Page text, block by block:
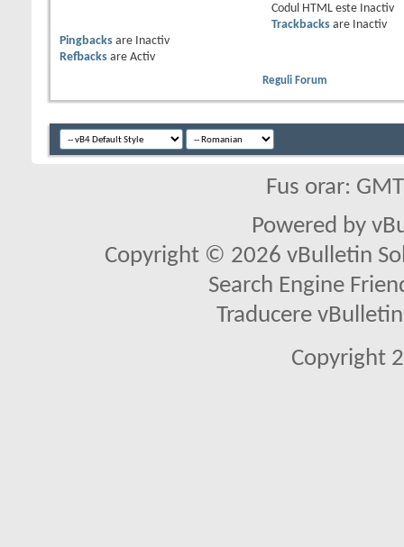
Codul HTML este
Inactiv
Trackbacksare
Inactiv
Pingbacks are
Inactiv
Refbacks are Activ
Reguli Forum
Fus orar:
Powered by
Copyright © 2026 vBulletin
Search Engine
Traducere
Copyright